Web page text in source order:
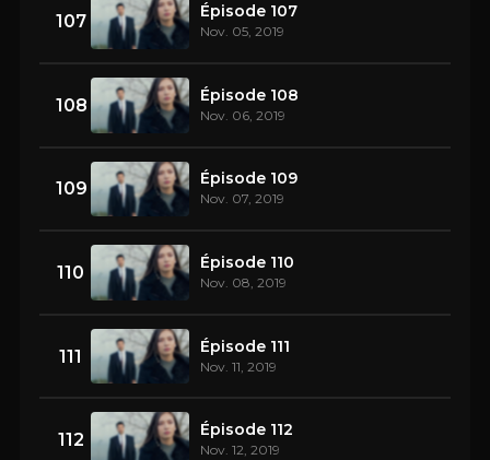
107 Épisode 107
Nov. 05, 2019
108 Épisode 108
Nov. 06, 2019
109 Épisode 109
Nov. 07, 2019
110 Épisode 110
Nov. 08, 2019
111 Épisode 111
Nov. 11, 2019
112 Épisode 112
Nov. 12, 2019